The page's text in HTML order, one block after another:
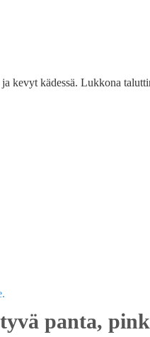
kevyt kädessä. Lukkona
panta,